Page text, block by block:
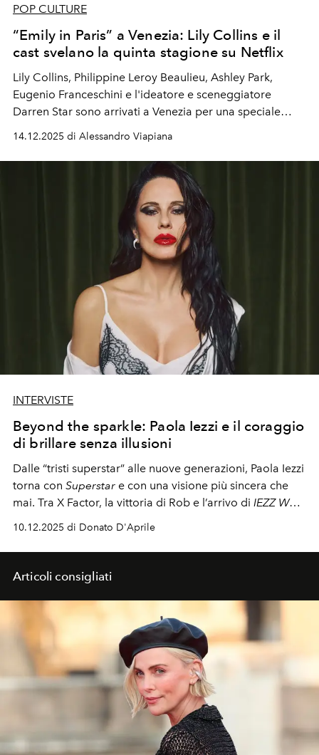
POP CULTURE
“Emily in Paris” a Venezia: Lily Collins e il
cast svelano la quinta stagione su Netflix
Lily Collins, Philippine Leroy Beaulieu, Ashley Park,
Eugenio Franceschini e l'ideatore e sceneggiatore
Darren Star sono arrivati a Venezia per una speciale
il prossimo 18 dicembre.
14.12.2025 di Alessandro Viapiana
INTERVISTE
Beyond the sparkle: Paola Iezzi e il coraggio
di brillare senza illusioni
Dalle “tristi superstar” alle nuove generazioni, Paola Iezzi
torna con Superstar e con una visione più sincera che
mai. Tra X Factor, la vittoria di Rob e l’arrivo di IEZZ WE
coraggio e vulnerabilità.
10.12.2025 di Donato D'Aprile
Articoli consigliati